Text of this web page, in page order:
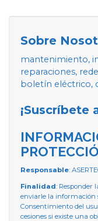
Sobre
mantenimiento,
reparaciones,
boletín eléctrico,
¡Suscríbete
Responsable:
Finalidad: Responder
enviarle la información
Consentimiento del
cesiones si existe una